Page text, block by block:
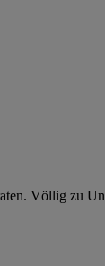
Völlig zu